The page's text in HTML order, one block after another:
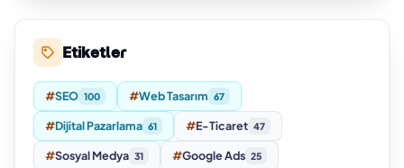
Etiketler
#SEO 100 #Web Tasarım 67
#Dijital Pazarlama 61 #E-Ticaret 47
#Sosyal Medya 31 #Google Ads 25